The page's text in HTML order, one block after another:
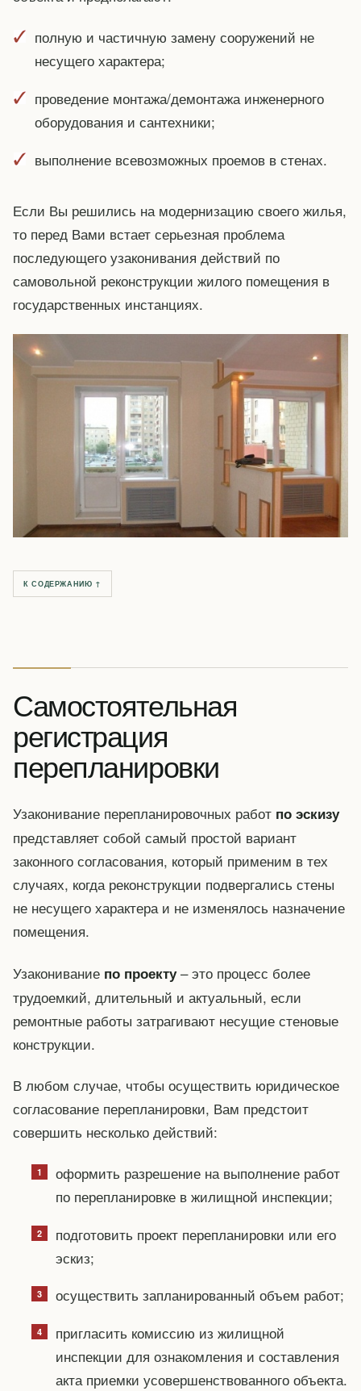
полную и частичную замену сооружений не
несущего характера;
проведение монтажа/демонтажа инженерного
оборудования и сантехники;
выполнение всевозможных проемов в стенах.
Если Вы решились на модернизацию своего жилья,
то перед Вами встает серьезная проблема
последующего узаконивания действий по
самовольной реконструкции жилого помещения в
государственных инстанциях.
К СОДЕРЖАНИЮ ↑
Самостоятельная
регистрация
перепланировки
Узаконивание перепланировочных работ по эскизу
представляет собой самый простой вариант
законного согласования, который применим в тех
случаях, когда реконструкции подвергались стены
не несущего характера и не изменялось назначение
помещения.
Узаконивание по проекту– это процесс более
трудоемкий, длительный и актуальный, если
ремонтные работы затрагивают несущие стеновые
конструкции.
В любом случае, чтобы осуществить юридическое
согласование перепланировки, Вам предстоит
совершить несколько действий:
оформить разрешение на выполнение работ
по перепланировке в жилищной инспекции;
подготовить проект перепланировки или его
эскиз;
осуществить запланированный объем работ;
пригласить комиссию из жилищной
инспекции для ознакомления и составления
акта приемки усовершенствованного объекта.